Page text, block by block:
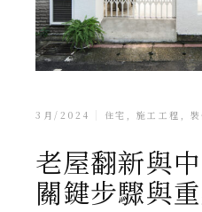
3月/2024 住宅 施工工程
老屋翻新與
關鍵步驟與